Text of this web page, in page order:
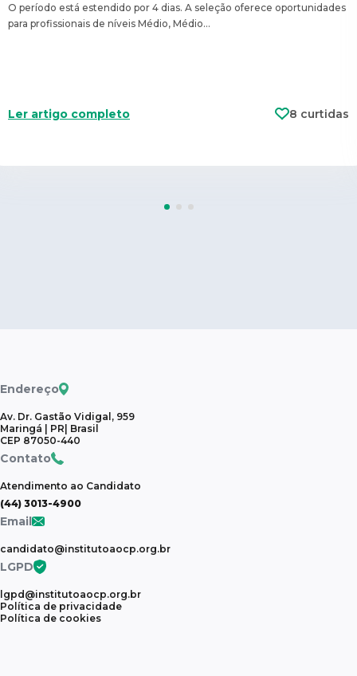
O período está estendido por 4 dias. A seleção oferece oportunidades
para profissionais de níveis Médio, Médio…
Ler artigo completo 8 curtidas
Endereço
Av. Dr. Gastão Vidigal, 959
Maringá | PR| Brasil
CEP 87050-440
Contato
Atendimento ao Candidato
(44) 3013-4900
Email
candidato@institutoaocp.org.br
LGPD
lgpd@institutoaocp.org.br
Política de privacidade
Política de cookies